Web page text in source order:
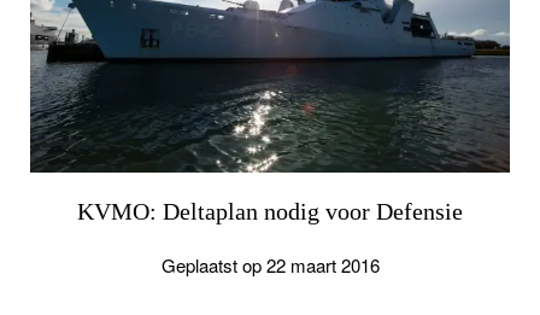
KVMO: Deltaplan nodig voor Defensie
Geplaatst op 22 maart 2016